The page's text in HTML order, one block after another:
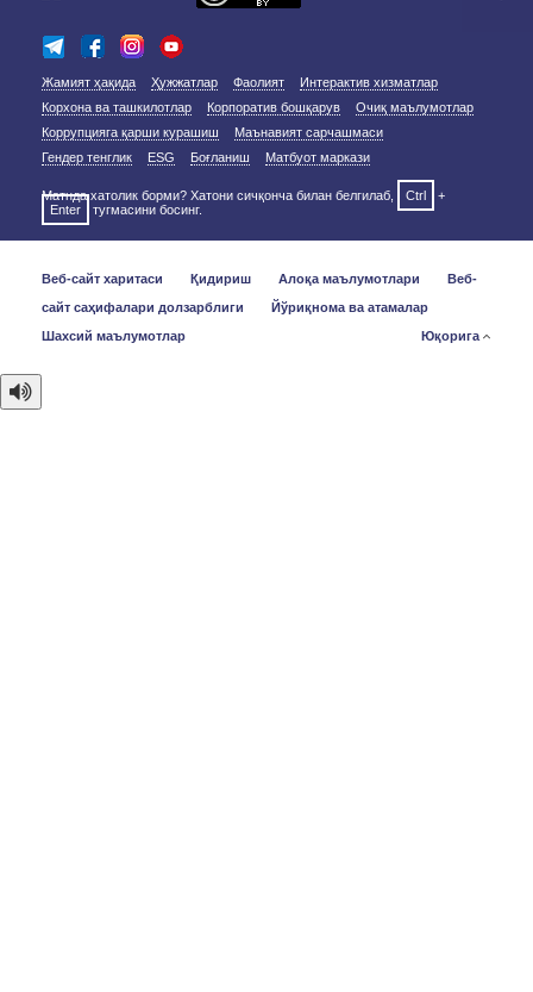
Жамият ҳақида Ҳужжатлар Фаолият
Интерактив хизматлар
Корхона ва ташкилотлар
Корпоратив бошқарув
Очиқ маълумотлар
Коррупцияга қарши курашиш
Маънавият сарчашмаси
Гендер тенглик
ESG Боғланиш Матбуот маркази
Матнда хатолик борми? Хатони сичқонча билан белгилаб, Ctrl
+
Enter
тугмасини босинг.
Веб-сайт харитаси Қидириш Алоқа маълумотлари
Веб-
сайт саҳифалари долзарблиги
Йўриқнома ва атамалар
Шахсий маълумотлар
Юқорига